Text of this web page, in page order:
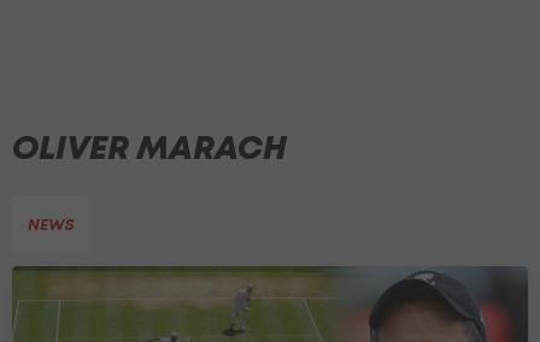
OLIVER MARACH
NEWS